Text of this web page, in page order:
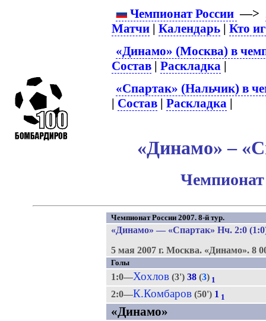
Чемпионат России —>
Матчи |Календарь |Кто
«Динамо» (Москва) в
Состав |Раскладка |
«Спартак» (Нальчик) в
| Состав |Раскладка |
«Динамо» –
Чемпионат
Чемпионат России 2007. 8-й тур.
«Динамо» — «Спартак» Нч. 2:0
5 мая 2007 г. Москва. «Динамо». 8
Голы
1:0—Хохлов(3') 38(3) 1
2:0—К.Комбаров(50') 1 1
«Динамо»